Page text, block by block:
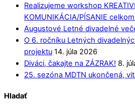
Realizujeme workshop
KOMUNIKÁCIA/PÍSANIE
Augustové Letné divadelné
O 6. ročníku Letných
projektu 14. júla 2026
Diváci, čakajte na ZÁZRAK! 8.
25. sezóna MDTN ukončená,
Hladať